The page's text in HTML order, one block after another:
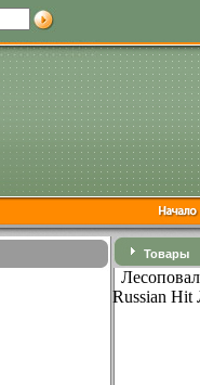
Товары
Russian Hit